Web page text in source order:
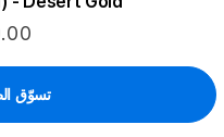
تسوّق